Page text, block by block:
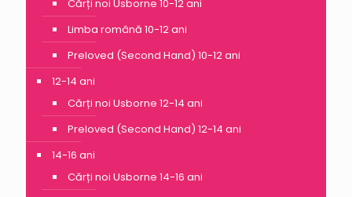
Cărți noi Usborne 10-12 ani
Limba română 10-12 ani
Preloved (Second Hand) 10-12 ani
12-14 ani
Cărți noi Usborne 12-14 ani
Preloved (Second Hand) 12-14 ani
14-16 ani
Cărți noi Usborne 14-16 ani